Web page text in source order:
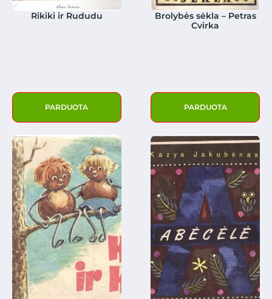
Rikiki ir Rududu
PARDUOTA
Brolybės sėkla – Petras
Cvirka
PARDUOTA